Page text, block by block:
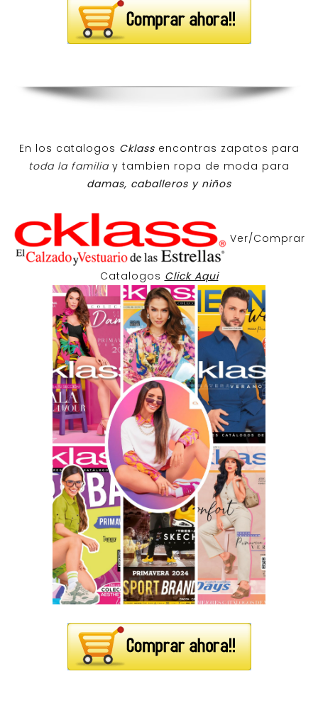
En los catalogos Cklass encontras zapatos para
toda la familiay tambien ropa de moda para
damas, caballeros y niños
Ver/Comprar
Catalogos Click Aqui